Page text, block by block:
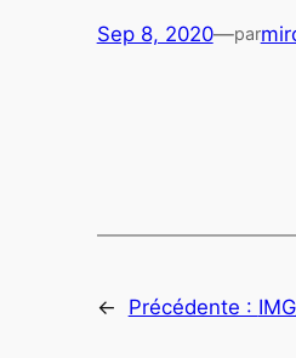
Sep 8, 2020—par
← Précédente :